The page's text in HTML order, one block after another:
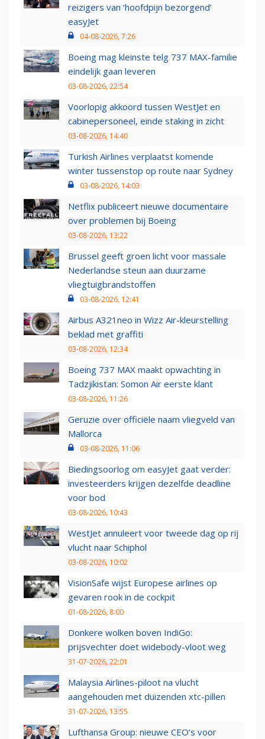
reizigers van ‘hoofdpijn bezorgend’
easyJet
04-08-2026, 7:26
Boeing mag kleinste telg 737 MAX-familie
eindelijk gaan leveren
03-08-2026, 22:54
Voorlopig akkoord tussen WestJet en
cabinepersoneel, einde staking in zicht
03-08-2026, 14:40
Turkish Airlines verplaatst komende
winter tussenstop op route naar Sydney
03-08-2026, 14:03
Netflix publiceert nieuwe documentaire
over problemen bij Boeing
03-08-2026, 13:22
Brussel geeft groen licht voor massale
Nederlandse steun aan duurzame
vliegtuigbrandstoffen
03-08-2026, 12:41
Airbus A321neo in Wizz Air-kleurstelling
beklad met graffiti
03-08-2026, 12:34
Boeing 737 MAX maakt opwachting in
Tadzjikistan: Somon Air eerste klant
03-08-2026, 11:26
Geruzie over officiële naam vliegveld van
Mallorca
03-08-2026, 11:06
Biedingsoorlog om easyJet gaat verder:
investeerders krijgen dezelfde deadline
voor bod
03-08-2026, 10:43
WestJet annuleert voor tweede dag op rij
vlucht naar Schiphol
03-08-2026, 10:02
VisionSafe wijst Europese airlines op
gevaren rook in de cockpit
01-08-2026, 8:00
Donkere wolken boven IndiGo:
prijsvechter doet widebody-vloot weg
31-07-2026, 22:01
Malaysia Airlines-piloot na vlucht
aangehouden met duizenden xtc-pillen
31-07-2026, 13:55
Lufthansa Group: nieuwe CEO’s voor